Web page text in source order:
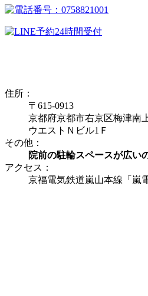
住所：
〒615-0913
京都府京都市右京区梅津南
ウエストＮビル1Ｆ
その他：
院前の駐輪スペースが広い
アクセス：
京福電気鉄道嵐山本線「嵐